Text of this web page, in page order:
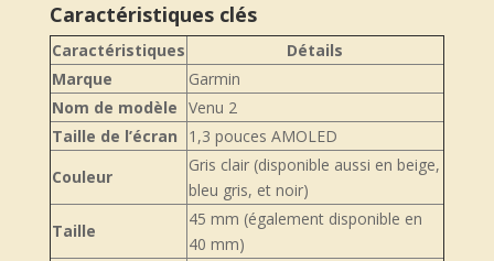
Caractéristiques clés
Caractéristiques
Détails
Marque
Garmin
Nom de modèle Venu 2
Taille de l’écran
1,3 pouces AMOLED
Couleur
Gris clair (disponible aussi en beige,
bleu gris, et noir)
Taille
45 mm (également disponible en
40 mm)